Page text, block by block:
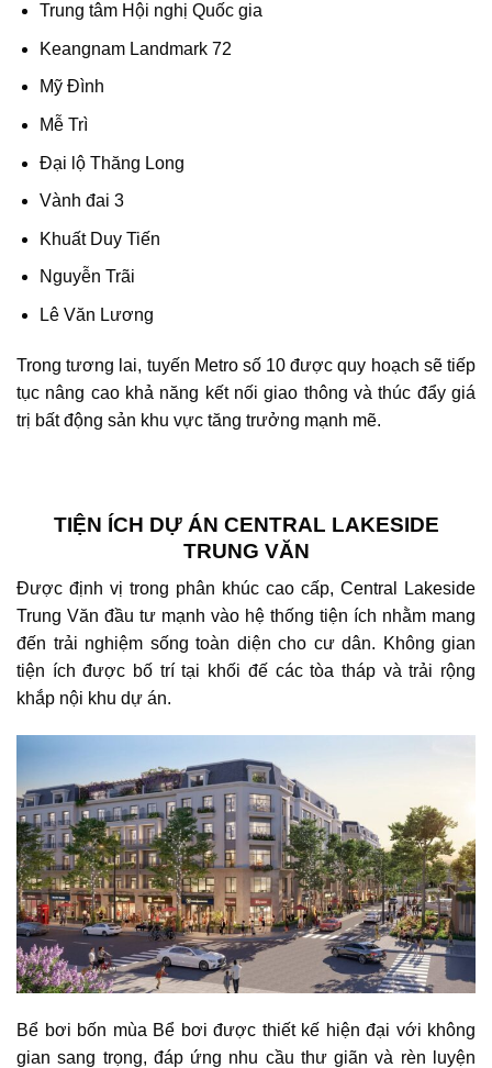
Trung tâm Hội nghị Quốc gia
Keangnam Landmark 72
Mỹ Đình
Mễ Trì
Đại lộ Thăng Long
Vành đai 3
Khuất Duy Tiến
Nguyễn Trãi
Lê Văn Lương
Trong tương lai, tuyến Metro số 10 được quy hoạch sẽ tiếp
tục nâng cao khả năng kết nối giao thông và thúc đẩy giá
trị bất động sản khu vực tăng trưởng mạnh mẽ.
TIỆN ÍCH DỰ ÁN CENTRAL LAKESIDE
TRUNG VĂN
Được định vị trong phân khúc cao cấp, Central Lakeside
Trung Văn đầu tư mạnh vào hệ thống tiện ích nhằm mang
đến trải nghiệm sống toàn diện cho cư dân. Không gian
tiện ích được bố trí tại khối đế các tòa tháp và trải rộng
khắp nội khu dự án.
Bể bơi bốn mùa Bể bơi được thiết kế hiện đại với không
gian sang trọng, đáp ứng nhu cầu thư giãn và rèn luyện